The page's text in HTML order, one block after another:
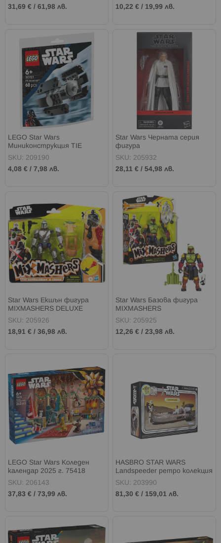
31,69 € / 61,98 лв.
10,22 € / 19,99 лв.
LEGO Star Wars
Миниконструкция TIE
Advanced 30727
SKU: 209190
4,08 € / 7,98 лв.
Star Wars Черната серия
фигура
SKU: 205932
28,11 € / 54,98 лв.
Star Wars Екшън фигурa
MIXMASHERS DELUXE
SKU: 205926
18,91 € / 36,98 лв.
Star Wars Базова фигурa
MIXMASHERS
SKU: 205925
12,26 € /23,98 лв.
LEGO Star Wars Коледен
календар 2025 г. 75418
SKU: 206143
37,83 € / 73,99 лв.
HASBRO STAR WARS
Landspeeder ретро колекция
SKU: 203990
81,30 € / 159,01 лв.